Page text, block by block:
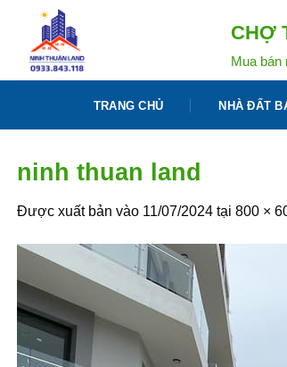
dung
CHỢ
Mua bán
TRANG CHỦ NHÀ ĐẤT
ninh thuan land
Được xuất bản vào 11/07/2024 tại 800 ×